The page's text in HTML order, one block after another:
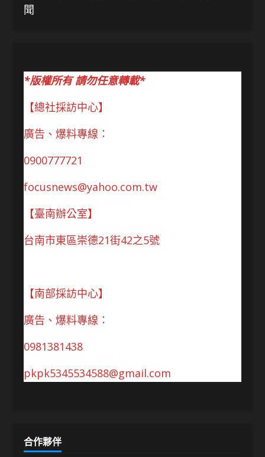
聞
*版權所有 請勿任意轉載*
【總社採訪中心】
廣告、爆料專線：
0900777721
focusnews@yahoo.com.tw
【臺南辦公室】
台南市東區崇德21街42之5號
【南部採訪中心】
廣告、爆料專線：
0981381438
pkpk5345534588@gmail.com
合作夥伴